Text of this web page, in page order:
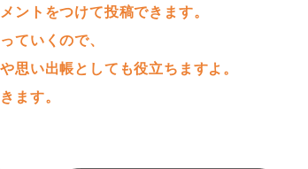
ントをつけて投稿できます。
ていくので、
思い出帳としても役立ちますよ。
ます。